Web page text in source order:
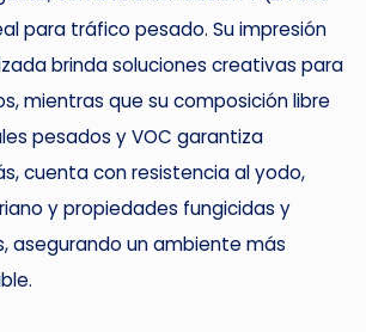
para tráfico pesado. Su impresión
brinda soluciones creativas para
mientras que su composición libre
pesados y VOC garantiza
cuenta con resistencia al yodo,
y propiedades fungicidas y
asegurando un ambiente más